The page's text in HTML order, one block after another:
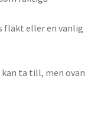
fläkt eller en vanlig
ta till, men ovan